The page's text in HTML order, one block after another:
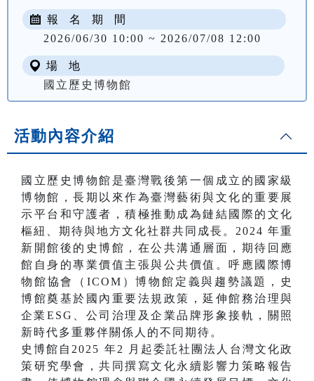
報 名 期 間
2026/06/30 10:00 ~ 2026/07/08 12:00
場 地
國立歷史博物館
活動內容介紹
國立歷史博物館是臺灣戰後第一個成立的國家級
博物館，長期以來作為臺灣藝術與文化的重要展
示平台和守護者，積極推動成為鏈結國際的文化
樞紐、期待與地方文化社群共同成長。2024 年重
新開館後的史博館，在公共溝通層面，期待回應
館自身的專業價值主張與公共價值。呼應國際博
物館協會（ICOM）博物館定義與趨勢議題，史
博館奠基於國內重要法規政策，延伸館務治理與
企業ESG、公司治理及企業品牌形象接軌，關照
新時代多重夥伴關係人的不同期待。
史博館自2025 年2 月起委託社團法人台灣文化政
策研究學會，共同撰寫文化永續影響力策略報告